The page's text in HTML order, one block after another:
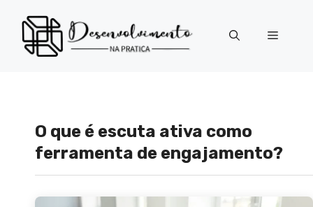
para
conteúdo
Menu
O que é escuta ativa como
ferramenta de engajamento?